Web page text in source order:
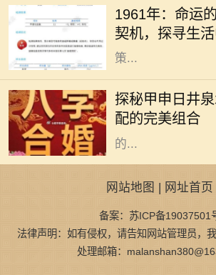
1961年：命运
契机，探寻生
一年，许多人经历
折，也采取了改变
策...
探秘甲申日井
配的完美组合
在庞大的命理学世
水命是其中的一
征的内涵和特质，
中拥有独特的魅力
的...
网站地图 | 网址首页
备案：苏ICP备19037501
法律声明：如有侵权，请告知网站管理员，
处理邮箱：